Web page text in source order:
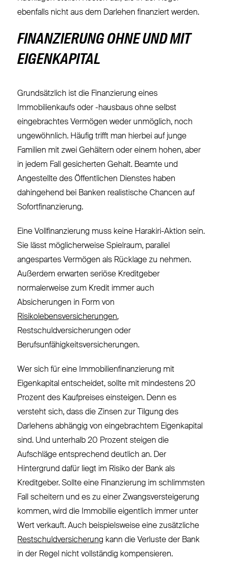
ebenfalls nicht aus dem Darlehen finanziert werden.
FINANZIERUNG OHNE UND MIT
EIGENKAPITAL
Grundsätzlich ist die Finanzierung eines
Immobilienkaufs oder -hausbaus ohne selbst
eingebrachtes Vermögen weder unmöglich, noch
ungewöhnlich. Häufig trifft man hierbei auf junge
Familien mit zwei Gehältern oder einem hohen, aber
in jedem Fall gesicherten Gehalt. Beamte und
Angestellte des Öffentlichen Dienstes haben
dahingehend bei Banken realistische Chancen auf
Sofortfinanzierung.
Eine Vollfinanzierung muss keine Harakiri-Aktion sein.
Sie lässt möglicherweise Spielraum, parallel
angespartes Vermögen als Rücklage zu nehmen.
Außerdem erwarten seriöse Kreditgeber
normalerweise zum Kredit immer auch
Absicherungen in Form von
Risikolebensversicherungen,
Restschuldversicherungen oder
Berufsunfähigkeitsversicherungen.
Wer sich für eine Immobilienfinanzierung mit
Eigenkapital entscheidet, sollte mit mindestens 20
Prozent des Kaufpreises einsteigen. Denn es
versteht sich, dass die Zinsen zur Tilgung des
Darlehens abhängig von eingebrachtem Eigenkapital
sind. Und unterhalb 20 Prozent steigen die
Aufschläge entsprechend deutlich an. Der
Hintergrund dafür liegt im Risiko der Bank als
Kreditgeber. Sollte eine Finanzierung im schlimmsten
Fall scheitern und es zu einer Zwangsversteigerung
kommen, wird die Immobilie eigentlich immer unter
Wert verkauft. Auch beispielsweise eine zusätzliche
Restschuldversicherung kann die Verluste der Bank
in der Regel nicht vollständig kompensieren.